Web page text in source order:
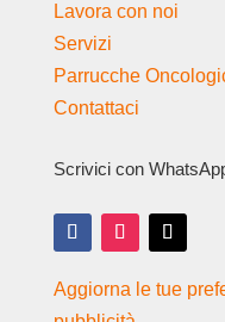
Lavora con noi
Servizi
Parrucche
Contattaci
Scrivici con
Aggiorna le tue